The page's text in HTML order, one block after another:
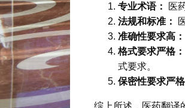
专业术语：
医
法规和标准：
准确性要求高：
格式要求严格：
式要求。
保密性要求严格
综上所述，医药翻译